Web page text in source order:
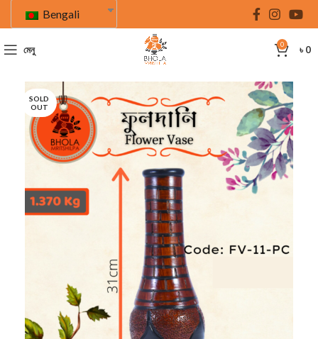
Bengali
মেনু 0 ৳0
SOLD
OUT